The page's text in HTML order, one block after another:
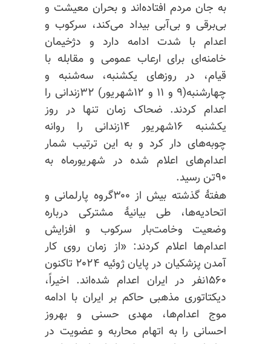
به جان مردم افتاده‌اند و بحران معیشت و
بی‌برقی و بی‌آبی بیداد می‌کند، سرکوب و
اعدام با شدت ادامه دارد و دژخیمان
خامنه‌ای برای ارعاب عمومی و مقابله با
قیام، در روزهای یکشنبه، سه‌شنبه و
چهارشنبه(۹ و ۱۱ و ۱۲شهریور) ۳۲زندانی را
اعدام کردند. ضحاک زمان تنها در روز
یکشنبه ۱۶شهریور ۱۴زندانی را روانه
چوبه‌های دار کرد و به این ترتیب شمار
اعدام‌های اعلام شده در شهریورماه به
۹۰تن رسید.
هفتهٔ گذشته بیش از ۳۰۰گروه پارلمانی و
اتحادیه‌ها، طی بیانیهٔ مشترکی درباره
وضعیت وخامت‌بار سرکوب و افزایش
اعدام‌ها اعلام کردند: «از زمان روی کار
آمدن پزشکیان در پایان ژوئیه ۲۰۲۴ تاکنون
۱۵۶۰نفر در ایران اعدام شده‌اند. اخیراً،
دیکتاتوری مذهبی حاکم بر ایران با ادامه
موج اعدام‌ها، مهدی حسنی و بهروز
احسانی را به اتهام محاربه و عضویت در